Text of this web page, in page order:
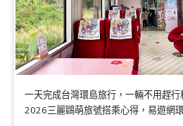
一天完成台灣環島旅行，一輛不用趕行
2026三麗鷗萌旅號搭乘心得，易遊網